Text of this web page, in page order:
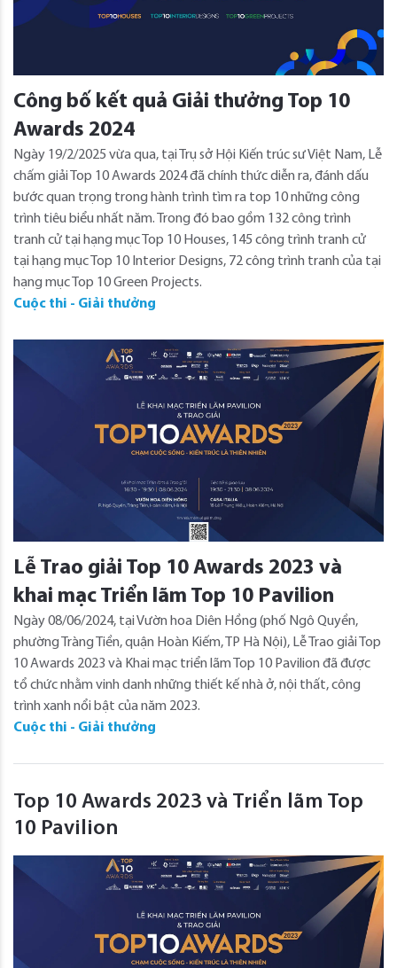
Công bố kết quả Giải thưởng Top 10
Awards 2024
Ngày 19/2/2025 vừa qua, tại Trụ sở Hội Kiến trúc sư Việt Nam, Lễ
chấm giải Top 10 Awards 2024 đã chính thức diễn ra, đánh dấu
bước quan trọng trong hành trình tìm ra top 10 những công
trình tiêu biểu nhất năm. Trong đó bao gồm 132 công trình
tranh cử tại hạng mục Top 10 Houses, 145 công trình tranh cử
tại hạng mục Top 10 Interior Designs, 72 công trình tranh của tại
hạng mục Top 10 Green Projects.
Cuộc thi - Giải thưởng
Lễ Trao giải Top 10 Awards 2023 và
khai mạc Triển lãm Top 10 Pavilion
Ngày 08/06/2024, tại Vườn hoa Diên Hồng (phố Ngô Quyền,
phường Tràng Tiền, quận Hoàn Kiếm, TP Hà Nội), Lễ Trao giải Top
10 Awards 2023 và Khai mạc triển lãm Top 10 Pavilion đã được
tổ chức nhằm vinh danh những thiết kế nhà ở, nội thất, công
trình xanh nổi bật của năm 2023.
Cuộc thi - Giải thưởng
Top 10 Awards 2023 và Triển lãm Top
10 Pavilion